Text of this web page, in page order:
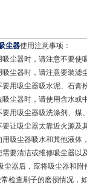
尘器使用注意事项：
吸尘器时，请注意不要使
吸尘器时，请注意要装滤
要用吸尘器吸水泥、石膏
吸尘器时，请使用含水或
要用吸尘器吸洗涤剂、煤
要让吸尘器太靠近火源及
用吸尘器吸水和其他液体
需要清洁或维修吸尘器以
尘器后，应将吸尘器和
检查刷子的磨损情况，